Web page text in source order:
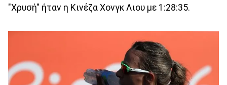
"Χρυσή" ήταν η Κινέζα Χονγκ Λιου με 1:28:35.